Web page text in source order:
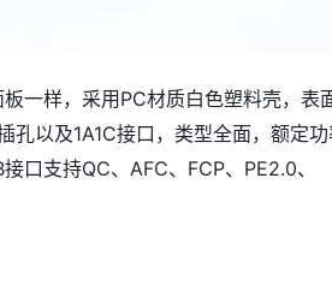
一样，采用PC材质白色塑料壳，表
孔以及1A1C接口，类型全面，额定
口支持QC、AFC、FCP、PE2.0、